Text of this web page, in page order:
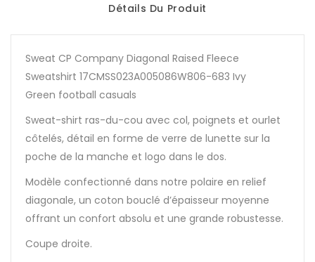
Détails Du Produit
Sweat CP Company Diagonal Raised Fleece
Sweatshirt 17CMSS023A005086W806-683 Ivy
Green football casuals
Sweat-shirt ras-du-cou avec col, poignets et ourlet
côtelés, détail en forme de verre de lunette sur la
poche de la manche et logo dans le dos.
Modèle confectionné dans notre polaire en relief
diagonale, un coton bouclé d’épaisseur moyenne
offrant un confort absolu et une grande robustesse.
Coupe droite.